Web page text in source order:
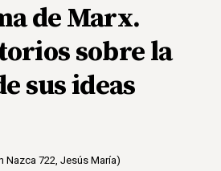
de Marx.
sobre la
sus ideas
Nazca 722, Jesús María)